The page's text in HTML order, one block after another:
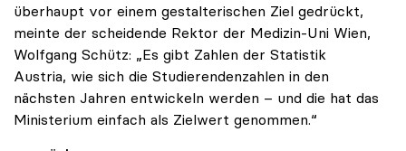
überhaupt vor einem gestalterischen Ziel gedrückt,
meinte der scheidende Rektor der Medizin-Uni Wien,
Wolfgang Schütz: „Es gibt Zahlen der Statistik
Austria, wie sich die Studierendenzahlen in den
nächsten Jahren entwickeln werden – und die hat das
Ministerium einfach als Zielwert genommen.“